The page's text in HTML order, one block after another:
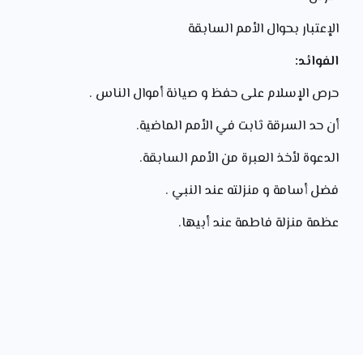
الإعتبار بحوال الأمم السابقة
الفوائد:
حرص الإسلام على حفظ و صيانة أموال الناس .
أن حد السرقة ثابت في الأمم الماضية.
الدعوة لأخذ العبرة من الأمم السابقة.
فضل أسامة و منزلته عند النبي .
عظمة منزلة فاطمة عند أبيها.